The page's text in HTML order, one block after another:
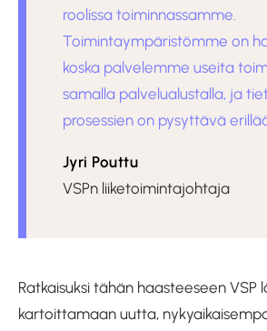
roolissa toiminnassamme.
Toimintaympäristömme on
koska palvelemme useita
samalla palvelualustalla, ja
prosessien on pysyttävä
Jyri Pouttu
VSPn liiketoimintajohtaja
Ratkaisuksi tähän haasteeseen VSP
kartoittamaan uutta,